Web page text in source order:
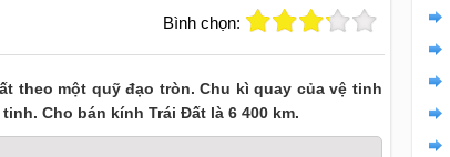
Bình chọn:
theo một quỹ đạo tròn. Chu kì quay của vệ tinh
Cho bán kính Trái Đất là 6 400 km.